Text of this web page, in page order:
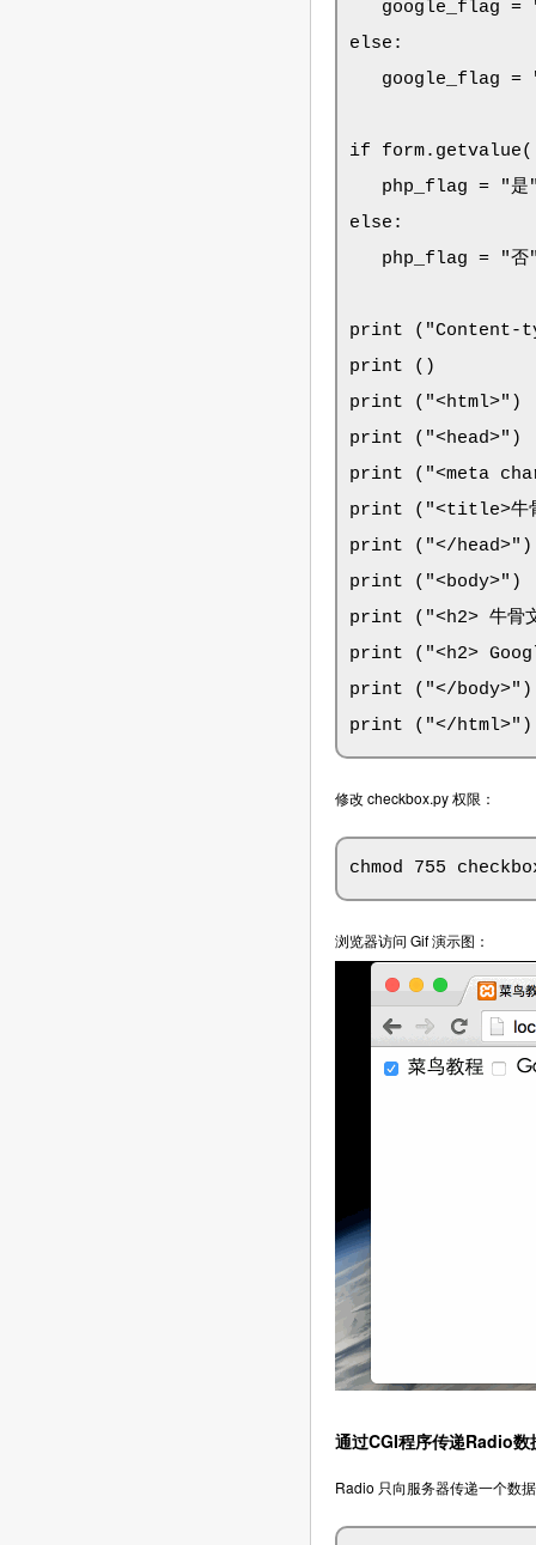
google_flag =
else:
google_flag =
if
php_flag = "是
else:
php_flag = "否
print ("Content-
print ()
print ("<html>")
print ("<head>")
print ("<meta
print ("<title>牛骨
print ("</head>")
print ("<body>")
print ("<h2> 牛骨
print ("<h2>
print ("</body>")
print ("</html>")
修改 checkbox.py 权限：
chmod 755
浏览器访问 Gif 演示图：
通过CGI程序传递Radio数
Radio 只向服务器传递一个数